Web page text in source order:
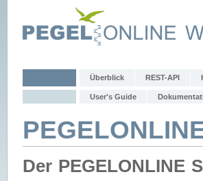
Überblick REST-API
User's Guide
Der PEGELONLINE